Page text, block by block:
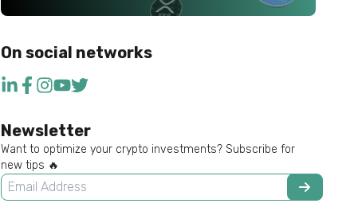
On social networks
Newsletter
Want to optimize your crypto investments? Subscribe for
new tips 🔥